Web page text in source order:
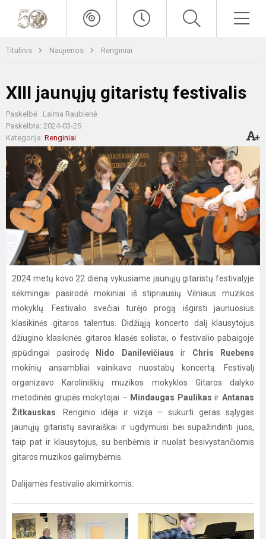
Titulinis Naujienos Renginiai
XIII jaunųjų gitaristų festivalis
Paskelbė : Laima Raubienė
Paskelbta: 2024-03-25
Kategorija: Renginiai
2024 metų kovo 22 dieną vykusiame jaunųjų gitaristų festivalyje
sėkmingai pasirodė mokiniai iš stipriausių Vilniaus muzikos
mokyklų. Festivalio svečiai turėjo progą išgirsti jaunuosius
klasikinės gitaros talentus. Didžiąją koncerto dalį klausytojus
džiugino klasikinės gitaros klasės solistai, o festivalio pabaigoje
įspūdingai pasirodę
Nido Danilevičiaus ir Chris Ruebens
mokinių ansambliai vainikavo nuostabų koncertą. Festivalį
organizavo Karoliniškių muzikos mokyklos Gitaros dalyko
metodinės grupės mokytojai – Mindaugas Paulikas irAntanas
Žitkauskas . Renginio idėja ir vizija – sukurti geras sąlygas
jaunųjų gitaristų saviraiškai ir ugdymuisi bei supažindinti juos,
taip pat ir klausytojus, su beribėmis ir nuolat besivystančiomis
gitaros muzikos galimybėmis.
Dalijamės festivalio akimirkomis.